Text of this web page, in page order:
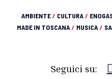
AMBIENTE/ CULTURA/
MADE IN TOSCANA/ MUSICA/
Seguici su: